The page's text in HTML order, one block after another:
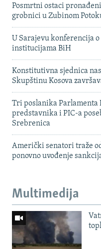
Posmrtni ostaci
grobnici u Zubinom
U Sarajevu konferencija
institucijama BiH
Konstitutivna sjednica
Skupštinu Kosova
Tri poslanika Parlamenta
predstavnika i PIC-a
Srebrenica
Američki senatori traže
ponovno uvođenje
Multimedija